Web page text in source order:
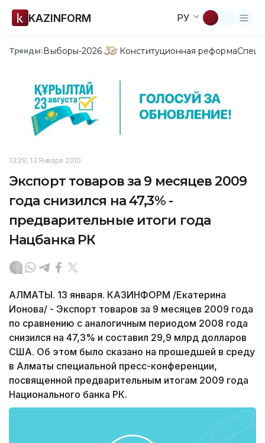
KAZINFORM РУ
Тренды:Выборы-2026 Конституционная реформа
13:29, 13 Января 2010
Экспорт товаров за 9 месяцев 2009
года снизился на 47,3% -
предварительные итоги года
Нацбанка РК
АЛМАТЫ. 13 января. КАЗИНФОРМ /Екатерина
Ионова/ - Экспорт товаров за 9 месяцев 2009 года
по сравнению с аналогичным периодом 2008 года
снизился на 47,3% и составил 29,9 млрд долларов
США. Об этом было сказано на прошедшей в среду
в Алматы специальной пресс-конференции,
посвященной предварительным итогам 2009 года
Национального банка РК.